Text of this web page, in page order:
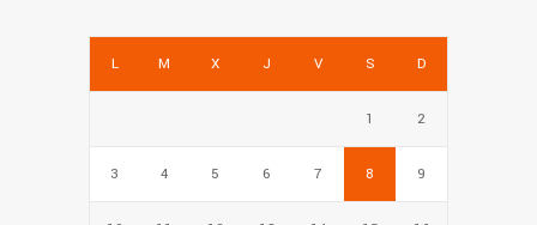
L M X J V S D
1 2
3 4 5 6 7 8 9